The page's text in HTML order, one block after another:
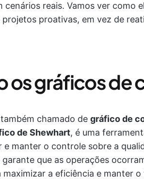
cenários reais. Vamos ver como
proativas, em vez de
os gráficos de
também chamado de gráfico de
de Shewhart, é uma
manter o controle sobre a
garante que as operações
a eficiência e manter o